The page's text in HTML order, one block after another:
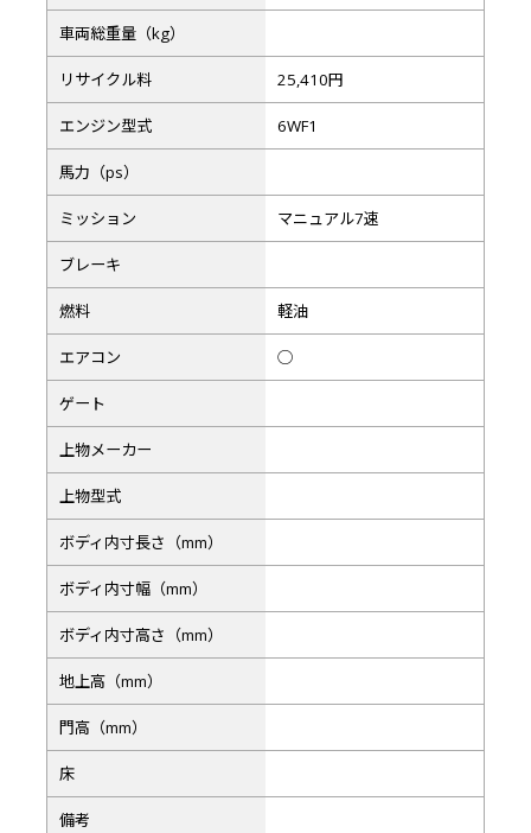
車両総重量（kg）
リサイクル料 25,410円
エンジン型式 6WF1
馬力（ps）
ミッション マニュアル7速
ブレーキ
燃料 軽油
エアコン ◯
ゲート
上物メーカー
上物型式
ボディ内寸長さ（mm）
ボディ内寸幅（mm）
ボディ内寸高さ（mm）
地上高（mm）
門高（mm）
床
備考